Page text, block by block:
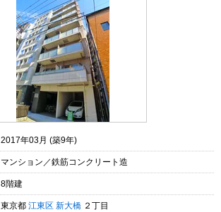
2017年03月 (築9年)
マンション／鉄筋コンクリート造
8階建
東京都 江東区 新大橋 ２丁目